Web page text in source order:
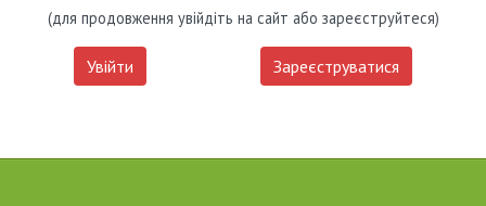
(для продовження увійдіть на сайт або зареєструйтеся)
Увійти Зареєструватися